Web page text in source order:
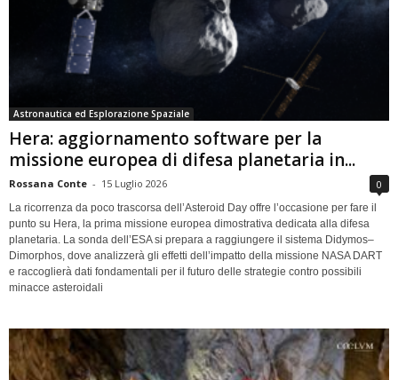
Astronautica ed Esplorazione Spaziale
Hera: aggiornamento software per la
missione europea di difesa planetaria in...
Rossana Conte - 15 Luglio 2026 0
La ricorrenza da poco trascorsa dell’Asteroid Day offre l’occasione per fare il
punto su Hera, la prima missione europea dimostrativa dedicata alla difesa
planetaria. La sonda dell’ESA si prepara a raggiungere il sistema Didymos–
Dimorphos, dove analizzerà gli effetti dell’impatto della missione NASA DART
e raccoglierà dati fondamentali per il futuro delle strategie contro possibili
minacce asteroidali